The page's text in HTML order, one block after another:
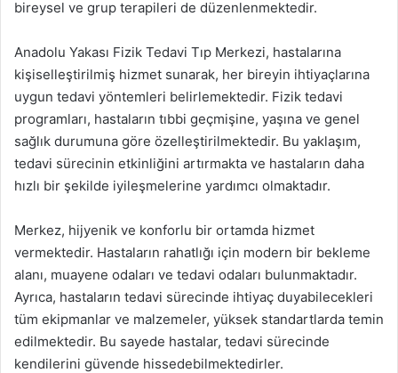
bireysel ve grup terapileri de düzenlenmektedir.
Anadolu Yakası Fizik Tedavi Tıp Merkezi, hastalarına
kişiselleştirilmiş hizmet sunarak, her bireyin ihtiyaçlarına
uygun tedavi yöntemleri belirlemektedir. Fizik tedavi
programları, hastaların tıbbi geçmişine, yaşına ve genel
sağlık durumuna göre özelleştirilmektedir. Bu yaklaşım,
tedavi sürecinin etkinliğini artırmakta ve hastaların daha
hızlı bir şekilde iyileşmelerine yardımcı olmaktadır.
Merkez, hijyenik ve konforlu bir ortamda hizmet
vermektedir. Hastaların rahatlığı için modern bir bekleme
alanı, muayene odaları ve tedavi odaları bulunmaktadır.
Ayrıca, hastaların tedavi sürecinde ihtiyaç duyabilecekleri
tüm ekipmanlar ve malzemeler, yüksek standartlarda temin
edilmektedir. Bu sayede hastalar, tedavi sürecinde
kendilerini güvende hissedebilmektedirler.